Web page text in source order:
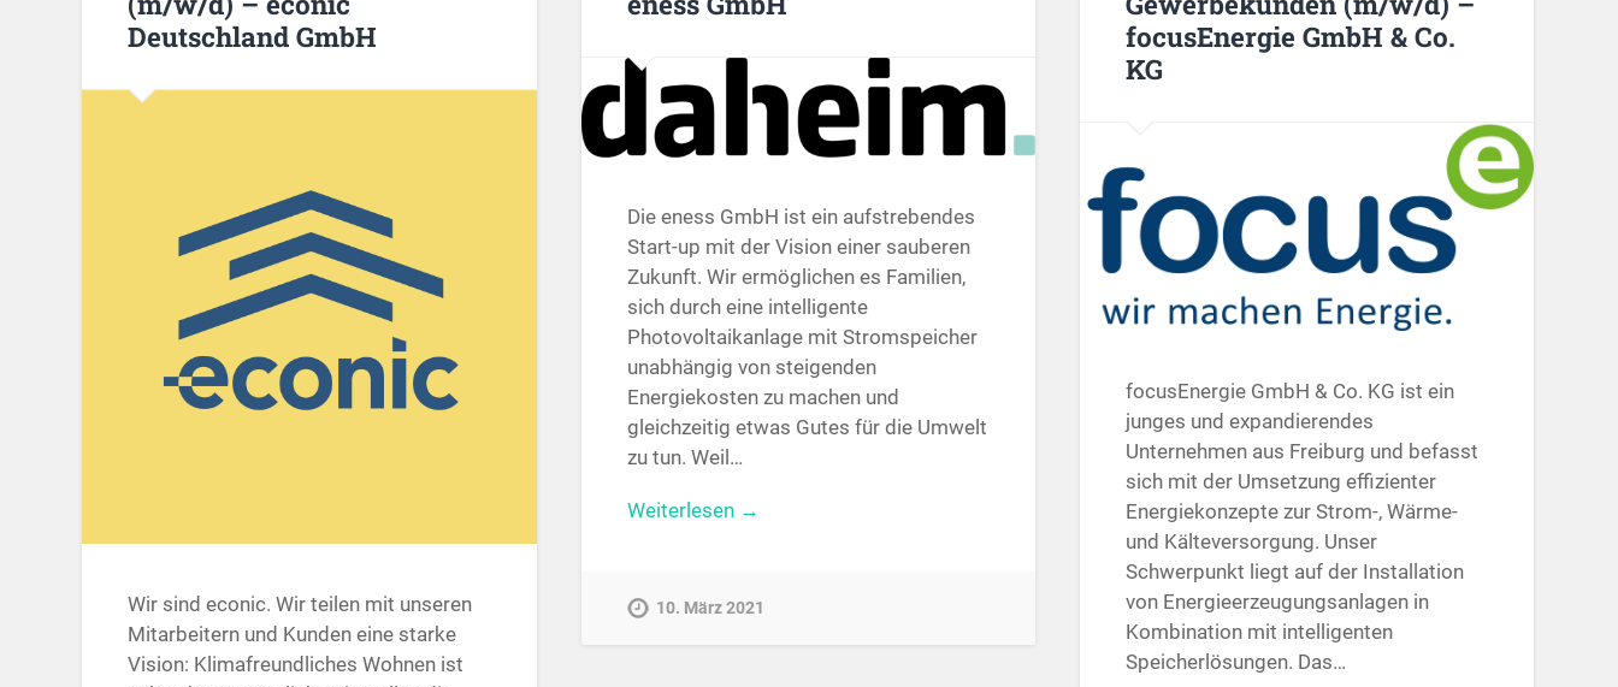
focusEnergie GmbH & Co.
KG
focusEnergie GmbH & Co. KG ist ein
junges und expandierendes
Unternehmen aus Freiburg und befasst
sich mit der Umsetzung effizienter
Energiekonzepte zur Strom-, Wärme-
und Kälteversorgung. Unser
Schwerpunkt liegt auf der Installation
von Energieerzeugungsanlagen in
Kombination mit intelligenten
Speicherlösungen. Das…
Deutschland GmbH
Wir sind econic. Wir teilen mit unseren
Mitarbeitern und Kunden eine starke
Vision: Klimafreundliches Wohnen ist
Die eness GmbH ist ein aufstrebendes
Start-up mit der Vision einer sauberen
Zukunft. Wir ermöglichen es Familien,
sich durch eine intelligente
Photovoltaikanlage mit Stromspeicher
unabhängig von steigenden
Energiekosten zu machen und
gleichzeitig etwas Gutes für die Umwelt
zu tun. Weil…
Weiterlesen →
10. März 2021